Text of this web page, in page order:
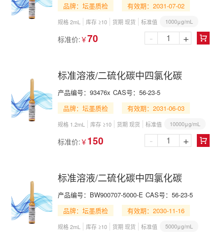
品牌：坛墨质检
有效期：2031-07-02
规格 2mL 库存 ≥10 货期 现货 标准值 1000μg/mL
标准价: ￥70 
- +
标准溶液/二硫化碳中四氯化碳
产品编号： 93476x CAS号： 56-23-5
品牌：坛墨质检
有效期：2031-06-03
规格 1.2mL 库存 ≥10 货期 现货 标准值 10000μg/mL
标准价: ￥ 150 
- +
标准溶液/二硫化碳中四氯化碳
产品编号： BW900707-5000-E CAS号： 56-23-5
品牌：坛墨质检
有效期：2030-11-16
规格 2mL 库存 ≥10 货期 现货 标准值 5000μg/mL